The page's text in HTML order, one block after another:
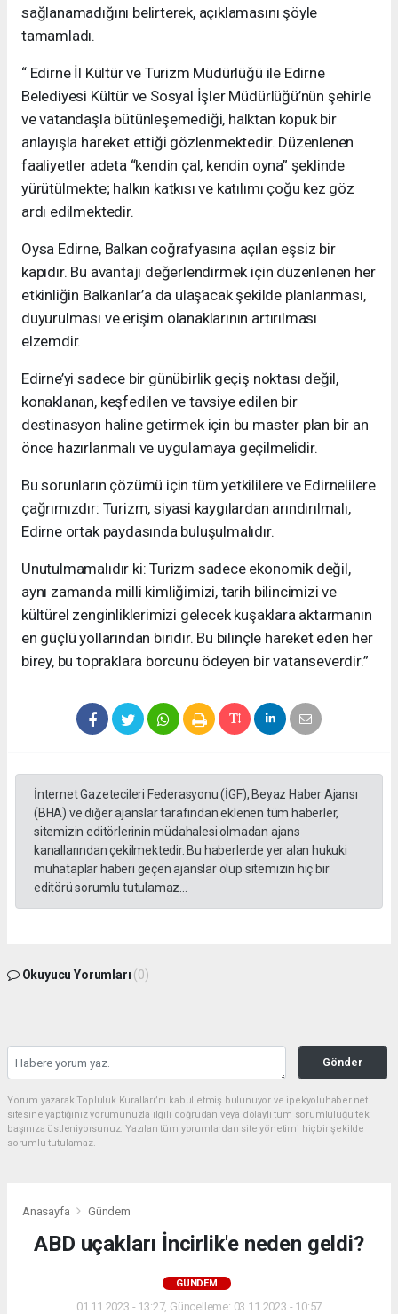
sağlanamadığını belirterek, açıklamasını şöyle
tamamladı.
“ Edirne İl Kültür ve Turizm Müdürlüğü ile Edirne
Belediyesi Kültür ve Sosyal İşler Müdürlüğü’nün şehirle
ve vatandaşla bütünleşemediği, halktan kopuk bir
anlayışla hareket ettiği gözlenmektedir. Düzenlenen
faaliyetler adeta “kendin çal, kendin oyna” şeklinde
yürütülmekte; halkın katkısı ve katılımı çoğu kez göz
ardı edilmektedir.
Oysa Edirne, Balkan coğrafyasına açılan eşsiz bir
kapıdır. Bu avantajı değerlendirmek için düzenlenen her
etkinliğin Balkanlar’a da ulaşacak şekilde planlanması,
duyurulması ve erişim olanaklarının artırılması
elzemdir.
Edirne’yi sadece bir günübirlik geçiş noktası değil,
konaklanan, keşfedilen ve tavsiye edilen bir
destinasyon haline getirmek için bu master plan bir an
önce hazırlanmalı ve uygulamaya geçilmelidir.
Bu sorunların çözümü için tüm yetkililere ve Edirnelilere
çağrımızdır: Turizm, siyasi kaygılardan arındırılmalı,
Edirne ortak paydasında buluşulmalıdır.
Unutulmamalıdır ki: Turizm sadece ekonomik değil,
aynı zamanda milli kimliğimizi, tarih bilincimizi ve
kültürel zenginliklerimizi gelecek kuşaklara aktarmanın
en güçlü yollarından biridir. Bu bilinçle hareket eden her
birey, bu topraklara borcunu ödeyen bir vatanseverdir.”
İnternet Gazetecileri Federasyonu (İGF), Beyaz Haber Ajansı
(BHA) ve diğer ajanslar tarafından eklenen tüm haberler,
sitemizin editörlerinin müdahalesi olmadan ajans
kanallarından çekilmektedir. Bu haberlerde yer alan hukuki
muhataplar haberi geçen ajanslar olup sitemizin hiç bir
editörü sorumlu tutulamaz...
Okuyucu Yorumları (0)
Gönder
Yorum yazarak Topluluk Kuralları’nı kabul etmiş bulunuyor ve ipekyoluhaber.net
sitesine yaptığınız yorumunuzla ilgili doğrudan veya dolaylı tüm sorumluluğu tek
başınıza üstleniyorsunuz. Yazılan tüm yorumlardan site yönetimi hiçbir şekilde
sorumlu tutulamaz.
Anasayfa Gündem
ABD uçakları İncirlik'e neden geldi?
GÜNDEM
01.11.2023 - 13:27, Güncelleme: 03.11.2023 - 10:57